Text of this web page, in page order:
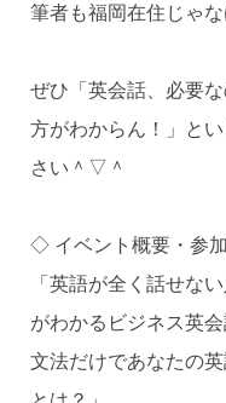
筆者も福岡在住じゃ
ぜひ「英会話、必要
方がわからん！」と
さい＾▽＾
◇ イベント概要・参
「英語が全く話せな
がわかるビジネス英
文法だけであなたの